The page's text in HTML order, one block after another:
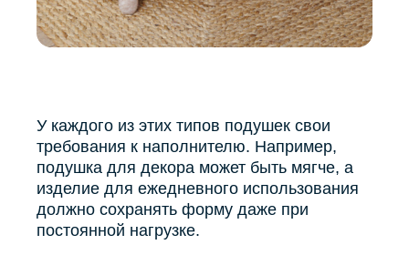
У каждого из этих типов подушек свои
требования к наполнителю. Например,
подушка для декора может быть мягче, а
изделие для ежедневного использования
должно сохранять форму даже при
постоянной нагрузке.